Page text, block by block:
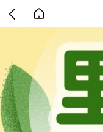
back
to